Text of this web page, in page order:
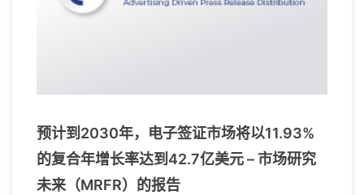
预计到2030年，电子签证市场将以11.93%
的复合年增长率达到42.7亿美元 – 市场研究
未来（MRFR）的报告